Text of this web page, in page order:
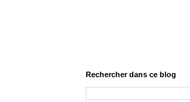
Rechercher dans ce blog